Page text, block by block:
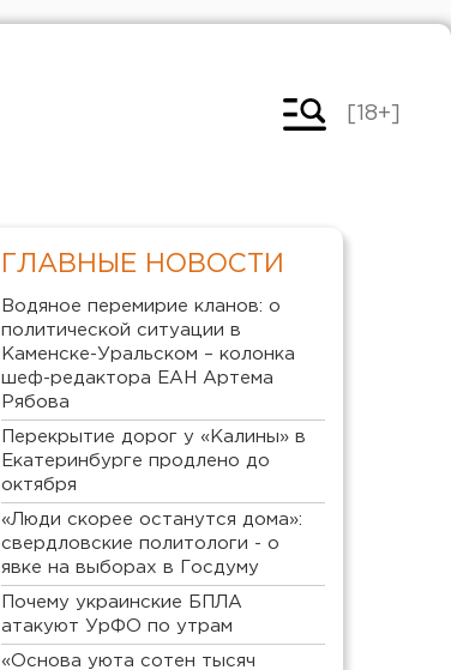
[18+]
ГЛАВНЫЕ НОВОСТИ
Водяное перемирие кланов: о
политической ситуации в
Каменске-Уральском – колонка
шеф-редактора ЕАН Артема
Рябова
Перекрытие дорог у «Калины» в
Екатеринбурге продлено до
октября
«Люди скорее останутся дома»:
свердловские политологи - о
явке на выборах в Госдуму
Почему украинские БПЛА
атакуют УрФО по утрам
«Основа уюта сотен тысяч